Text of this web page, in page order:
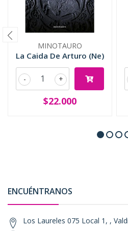
MINOTAURO
La Caida De Arturo (Ne)
+
-
$22.000
ENCUÉNTRANOS
Los Laureles 075 Local 1, ,